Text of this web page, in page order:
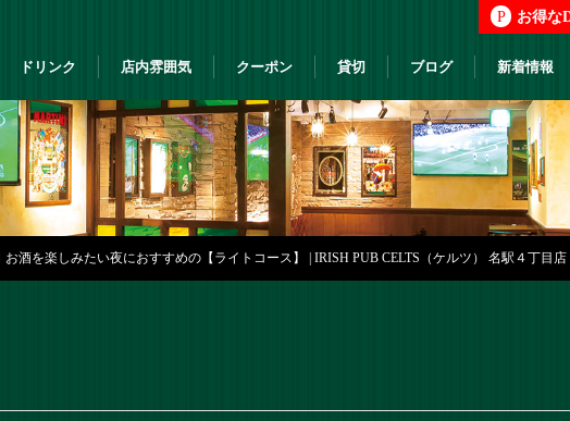
P お得な
ドリンク 店内雰囲気 クーポン 貸切 ブログ 新着情報
酒を楽しみたい夜におすすめの【ライトコース】 | IRISH PUB CELTS（ケルツ） 名駅４丁目店